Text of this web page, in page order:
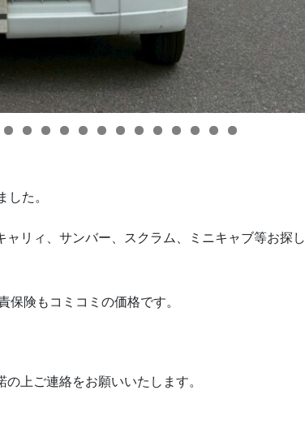
た。
リィ、サンバー、スクラム、ミニキャブ等お探し
保険もコミコミの価格です。
上ご連絡をお願いいたします。